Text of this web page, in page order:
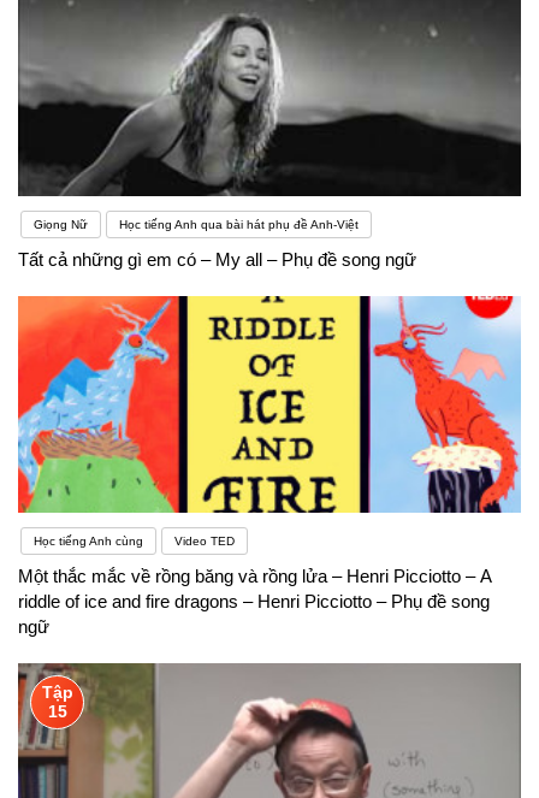
Giọng Nữ Học tiếng Anh qua bài hát phụ đề Anh-Việt
Tất cả những gì em có – My all – Phụ đề song ngữ
Học tiếng Anh cùng Video TED
Một thắc mắc về rồng băng và rồng lửa – Henri Picciotto – A
riddle of ice and fire dragons – Henri Picciotto – Phụ đề song
ngữ
Tập
15